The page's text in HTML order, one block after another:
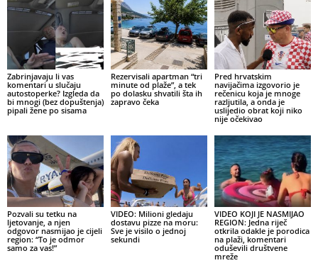
Zabrinjavaju li vas
komentari u slučaju
autostoperke? Izgleda da
bi mnogi (bez dopuštenja)
pipali žene po sisama
Rezervisali apartman “tri
minute od plaže”, a tek
po dolasku shvatili šta ih
zapravo čeka
Pred hrvatskim
navijačima izgovorio je
rečenicu koja je mnoge
razljutila, a onda je
uslijedio obrat koji niko
nije očekivao
Pozvali su tetku na
ljetovanje, a njen
odgovor nasmijao je cijeli
region: “To je odmor
samo za vas!”
VIDEO: Milioni gledaju
dostavu pizze na moru:
Sve je visilo o jednoj
sekundi
VIDEO KOJI JE NASMIJAO
REGION: Jedna riječ
otkrila odakle je porodica
na plaži, komentari
oduševili društvene
mreže